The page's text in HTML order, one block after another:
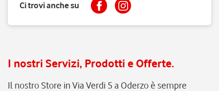
Ci trovi anche su
I nostri Servizi, Prodotti e Offerte.
Il nostro Store in Via Verdi 5 a Oderzo è sempre